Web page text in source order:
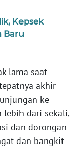
Kepsek
Baru
lama saat
akhir
ke
lebih dari sekali,
dan dorongan
dan bangkit